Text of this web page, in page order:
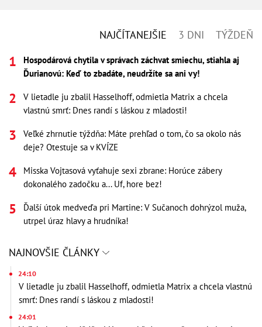
NAJČÍTANEJŠIE 3 DNI TÝŽDEŇ
Hospodárová chytila v správach záchvat smiechu, stiahla aj
Ďurianovú: Keď to zbadáte, neudržíte sa ani vy!
V lietadle ju zbalil Hasselhoff, odmietla Matrix a chcela
vlastnú smrť: Dnes randí s láskou z mladosti!
Veľké zhrnutie týždňa: Máte prehľad o tom, čo sa okolo nás
deje? Otestuje sa v KVÍZE
Misska Vojtasová vyťahuje sexi zbrane: Horúce zábery
dokonalého zadočku a... Uf, hore bez!
Ďalší útok medveďa pri Martine: V Sučanoch dohrýzol muža,
utrpel úraz hlavy a hrudníka!
NAJNOVŠIE ČLÁNKY
24:10
V lietadle ju zbalil Hasselhoff, odmietla Matrix a chcela vlastnú
smrť: Dnes randí s láskou z mladosti!
24:01